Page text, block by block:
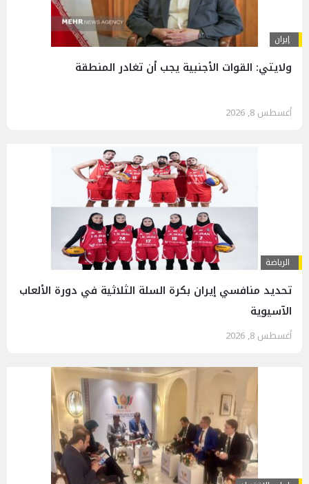
إيران
ولايتي: القوات الأجنبية يجب أن تغادر المنطقة
أغسطس 8, 2026
الرياضة
تحديد منافسي إيران بكرة السلة الثلاثية في دورة الألعاب
الآسيوية
أغسطس 8, 2026